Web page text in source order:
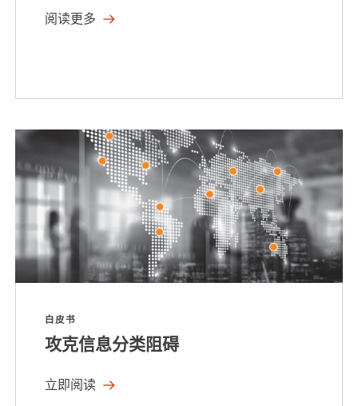
阅读更多
白皮书
攻克信息分类阻碍
立即阅读